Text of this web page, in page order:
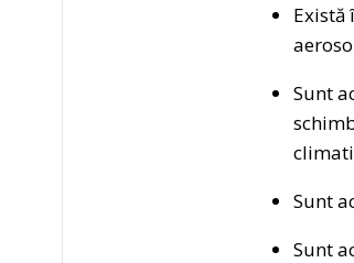
Sunt
Sunt
Sunt